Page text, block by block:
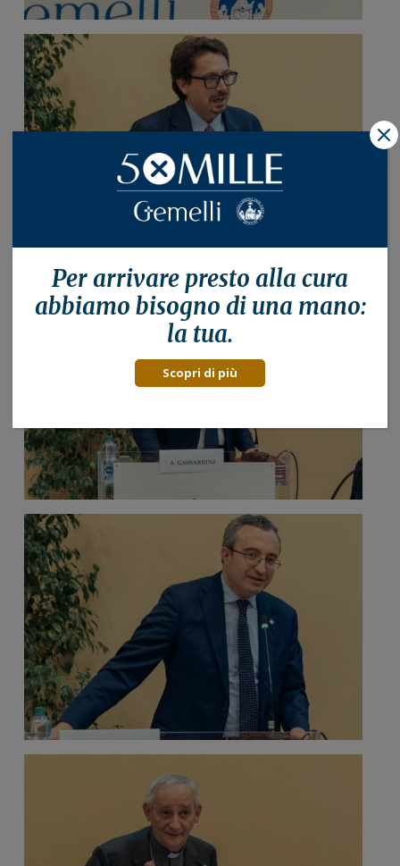
Per arrivare presto alla cura
abbiamo bisogno di una mano:
la tua.
Scopri di più
X